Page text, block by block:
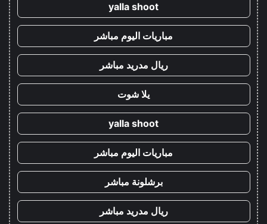
yalla shoot
مباريات اليوم مباشر
ريال مدريد مباشر
يلا شوت
yalla shoot
مباريات اليوم مباشر
برشلونة مباشر
ريال مدريد مباشر